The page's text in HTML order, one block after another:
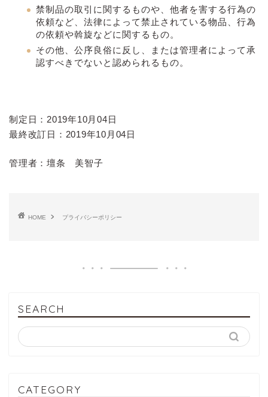
禁制品の取引に関するものや、他者を害する行為の
依頼など、法律によって禁止されている物品、行為
の依頼や斡旋などに関するもの。
その他、公序良俗に反し、または管理者によって承
認すべきでないと認められるもの。
制定日：2019年10月04日
最終改訂日：2019年10月04日
管理者：壇条 美智子
HOME プライバシーポリシー
SEARCH
CATEGORY